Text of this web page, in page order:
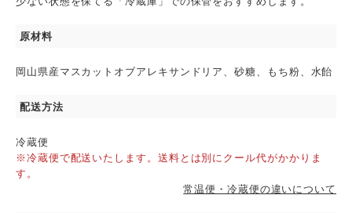
原材料
岡山県産マスカットオブアレキサンドリア、砂糖、もち粉、水飴
配送方法
冷蔵便
※冷蔵便で配送いたします。送料とは別にクール代がかかりま
す。
常温便・冷蔵便の違いについて